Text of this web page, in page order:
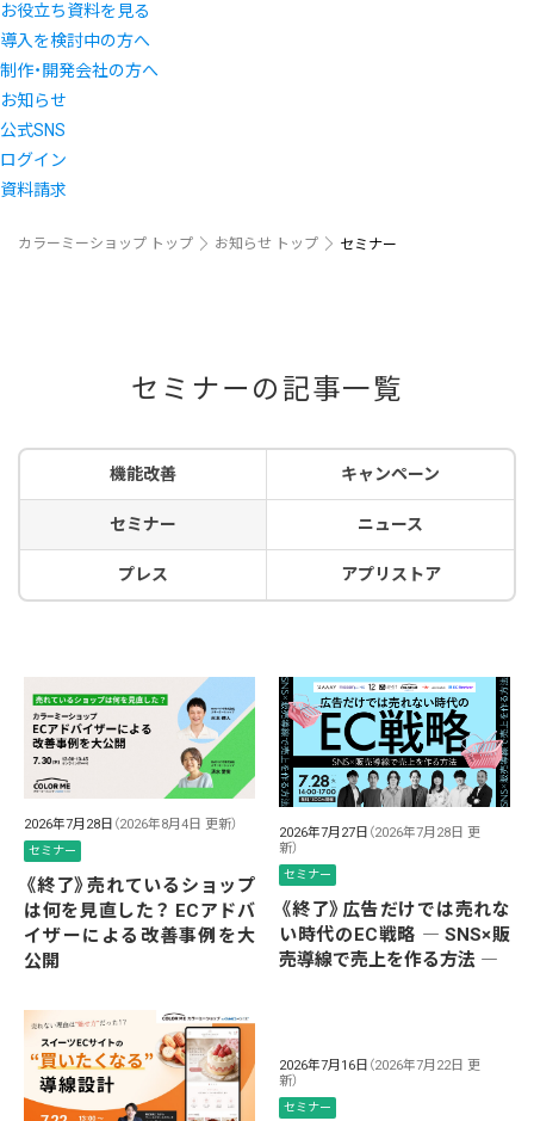
お役立ち資料を見る
導入を検討中の方へ
制作・開発会社の方へ
お知らせ
公式SNS
ログイン
資料請求
カラーミーショップ トップ お知らせ トップ セミナー
セミナーの記事一覧
機能改善 キャンペーン
セミナー ニュース
プレス アプリストア
2026年7月28日 （2026年8月4日 更新）
セミナー
《終了》売れているショップ
は何を見直した？ ECアドバ
イザーによる改善事例を大
公開
2026年7月27日 （2026年7月28日 更
新）
セミナー
《終了》広告だけでは売れな
い時代のEC戦略 ― SNS×販
売導線で売上を作る方法 ―
2026年7月16日 （2026年7月22日 更
新）
セミナー